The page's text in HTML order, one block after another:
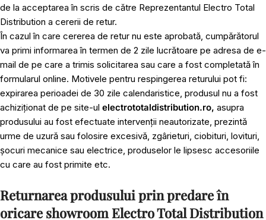
de la acceptarea în scris de către Reprezentantul Electro Total
Distribution a cererii de retur.
În cazul în care cererea de retur nu este aprobată, cumpărătorul
va primi informarea în termen de 2 zile lucrătoare pe adresa de e-
mail de pe care a trimis solicitarea sau care a fost completată în
formularul online. Motivele pentru respingerea returului pot fi:
expirarea perioadei de 30 zile calendaristice, produsul nu a fost
achiziționat de pe site-ul electrototaldistribution.ro, asupra
produsului au fost efectuate intervenții neautorizate, prezintă
urme de uzură sau folosire excesivă, zgârieturi, ciobituri, lovituri,
șocuri mecanice sau electrice, produselor le lipsesc accesoriile
cu care au fost primite etc.
Returnarea produsului prin predare în
oricare showroom Electro Total Distribution